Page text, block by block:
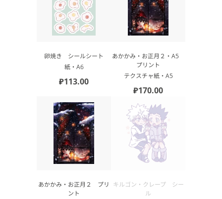
卵焼き シールシート
紙・А6
₽113.00
あかかみ・お正月２・A5
プリント
テクスチャ紙・А5
₽170.00
あかかみ・お正月２ プリ
ント
キルゴン・クレープ シー
ル